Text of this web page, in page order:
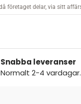
Snabba leveranser
Normalt 2-4 vardagar.